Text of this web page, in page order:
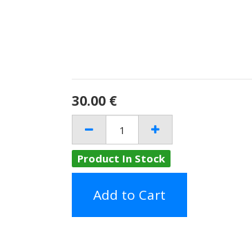
30.00 €
Product In Stock
Add to Cart